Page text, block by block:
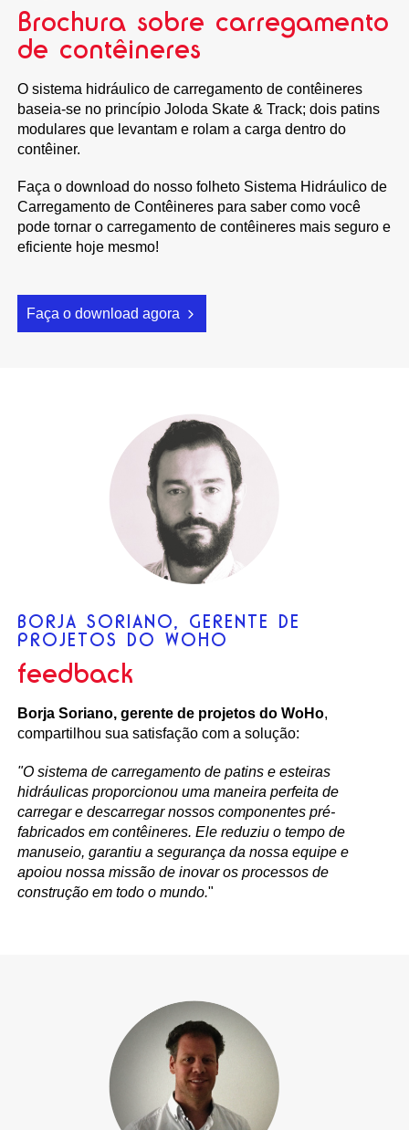
Brochura sobre carregamento
de contêineres
O sistema hidráulico de carregamento de contêineres
baseia-se no princípio Joloda Skate & Track; dois patins
modulares que levantam e rolam a carga dentro do
contêiner.
Faça o download do nosso folheto Sistema Hidráulico de
Carregamento de Contêineres para saber como você
pode tornar o carregamento de contêineres mais seguro e
eficiente hoje mesmo!
Faça o download agora
BORJA SORIANO, GERENTE DE
PROJETOS DO WOHO
feedback
Borja Soriano, gerente de projetos do WoHo,
compartilhou sua satisfação com a solução:
"O sistema de carregamento de patins e esteiras
hidráulicas proporcionou uma maneira perfeita de
carregar e descarregar nossos componentes pré-
fabricados em contêineres. Ele reduziu o tempo de
manuseio, garantiu a segurança da nossa equipe e
apoiou nossa missão de inovar os processos de
construção em todo o mundo."